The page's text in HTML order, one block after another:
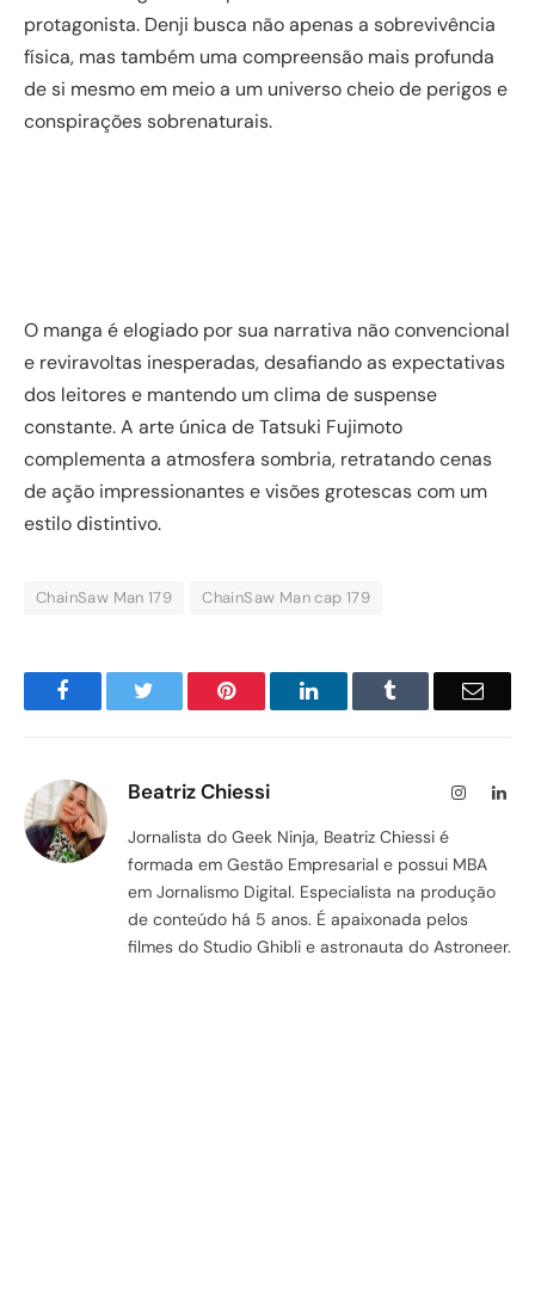
protagonista. Denji busca não apenas a sobrevivência
física, mas também uma compreensão mais profunda
de si mesmo em meio a um universo cheio de perigos e
conspirações sobrenaturais.
O manga é elogiado por sua narrativa não convencional
e reviravoltas inesperadas, desafiando as expectativas
dos leitores e mantendo um clima de suspense
constante. A arte única de Tatsuki Fujimoto
complementa a atmosfera sombria, retratando cenas
de ação impressionantes e visões grotescas com um
estilo distintivo.
ChainSaw Man 179 ChainSaw Man cap 179
Facebook Pinterest LinkedIn Email
Beatriz Chiessi Instagram
Jornalista do Geek Ninja, Beatriz Chiessi é
formada em Gestão Empresarial e possui MBA
em Jornalismo Digital. Especialista na produção
de conteúdo há 5 anos. É apaixonada pelos
filmes do Studio Ghibli e astronauta do Astroneer.